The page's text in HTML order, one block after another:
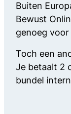
Buiten
Bewust
genoeg voor
Toch een
Je betaalt 2
bundel